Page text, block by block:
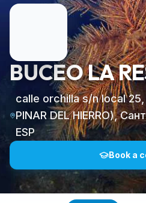
BUCEO LA
calle orchilla s/n local 25,
PINAR DEL HIERRO),
ESP
Book a